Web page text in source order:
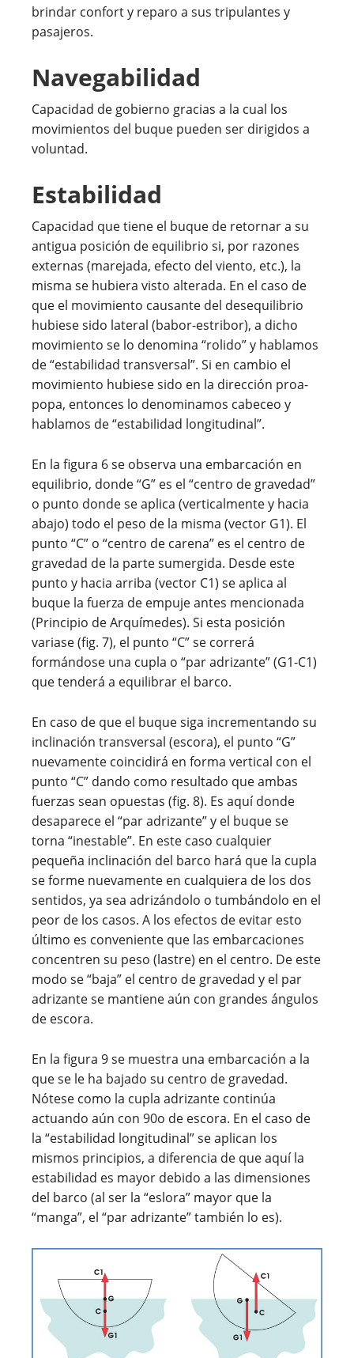
brindar confort y reparo a sus tripulantes y
pasajeros.
Navegabilidad
Capacidad de gobierno gracias a la cual los
movimientos del buque pueden ser dirigidos a
voluntad.
Estabilidad
Capacidad que tiene el buque de retornar a su
antigua posición de equilibrio si, por razones
externas (marejada, efecto del viento, etc.), la
misma se hubiera visto alterada. En el caso de
que el movimiento causante del desequilibrio
hubiese sido lateral (babor-estribor), a dicho
movimiento se lo denomina “rolido” y hablamos
de “estabilidad transversal”. Si en cambio el
movimiento hubiese sido en la dirección proa-
popa, entonces lo denominamos cabeceo y
hablamos de “estabilidad longitudinal”.
En la figura 6 se observa una embarcación en
equilibrio, donde “G” es el “centro de gravedad”
o punto donde se aplica (verticalmente y hacia
abajo) todo el peso de la misma (vector G1). El
punto “C” o “centro de carena” es el centro de
gravedad de la parte sumergida. Desde este
punto y hacia arriba (vector C1) se aplica al
buque la fuerza de empuje antes mencionada
(Principio de Arquímedes). Si esta posición
variase (fig. 7), el punto “C” se correrá
formándose una cupla o “par adrizante” (G1-C1)
que tenderá a equilibrar el barco.
En caso de que el buque siga incrementando su
inclinación transversal (escora), el punto “G”
nuevamente coincidirá en forma vertical con el
punto “C” dando como resultado que ambas
fuerzas sean opuestas (fig. 8). Es aquí donde
desaparece el “par adrizante” y el buque se
torna “inestable”. En este caso cualquier
pequeña inclinación del barco hará que la cupla
se forme nuevamente en cualquiera de los dos
sentidos, ya sea adrizándolo o tumbándolo en el
peor de los casos. A los efectos de evitar esto
último es conveniente que las embarcaciones
concentren su peso (lastre) en el centro. De este
modo se “baja” el centro de gravedad y el par
adrizante se mantiene aún con grandes ángulos
de escora.
En la figura 9 se muestra una embarcación a la
que se le ha bajado su centro de gravedad.
Nótese como la cupla adrizante continúa
actuando aún con 90o de escora. En el caso de
la “estabilidad longitudinal” se aplican los
mismos principios, a diferencia de que aquí la
estabilidad es mayor debido a las dimensiones
del barco (al ser la “eslora” mayor que la
“manga”, el “par adrizante” también lo es).